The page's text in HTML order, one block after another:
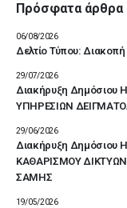
Πρόσφατα άρθρα
Δελτίο Τύπου:
06/08/2026
Διακήρυξη Δημόσιου
ΥΠΗΡΕΣΙΩΝ
29/07/2026
Διακήρυξη Δημόσιου
ΚΑΘΑΡΙΣΜΟΥ
ΣΑΜΗΣ
29/06/2026
19/05/2026